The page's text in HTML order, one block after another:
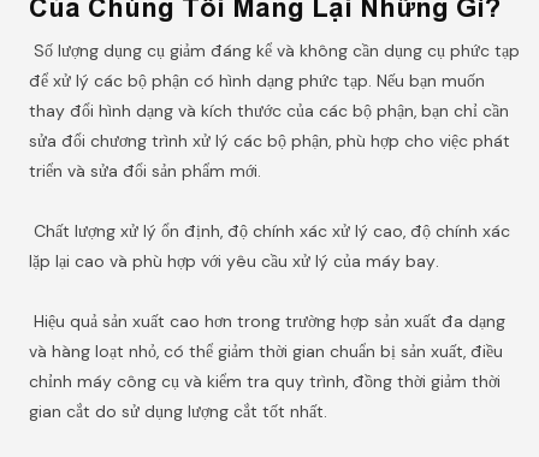
Của Chúng Tôi Mang Lại Những Gì?
Số lượng dụng cụ giảm đáng kể và không cần dụng cụ phức tạp
để xử lý các bộ phận có hình dạng phức tạp. Nếu bạn muốn
thay đổi hình dạng và kích thước của các bộ phận, bạn chỉ cần
sửa đổi chương trình xử lý các bộ phận, phù hợp cho việc phát
triển và sửa đổi sản phẩm mới.
Chất lượng xử lý ổn định, độ chính xác xử lý cao, độ chính xác
lặp lại cao và phù hợp với yêu cầu xử lý của máy bay.
Hiệu quả sản xuất cao hơn trong trường hợp sản xuất đa dạng
và hàng loạt nhỏ, có thể giảm thời gian chuẩn bị sản xuất, điều
chỉnh máy công cụ và kiểm tra quy trình, đồng thời giảm thời
gian cắt do sử dụng lượng cắt tốt nhất.